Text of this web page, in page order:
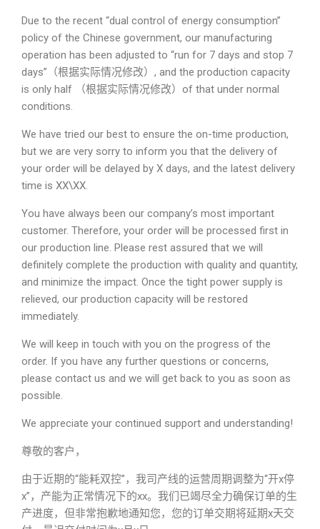
Due to the recent “dual control of energy consumption”
policy of the Chinese government, our manufacturing
operation has been adjusted to “run for 7 days and stop 7
days”（根据实际情况修改）, and the production capacity
is only half （根据实际情况修改）of that under normal
conditions.
We have tried our best to ensure the on-time production,
but we are very sorry to inform you that the delivery of
your order will be delayed by X days, and the latest delivery
time is XX\XX.
You have always been our company’s most important
customer. Therefore, your order will be processed first in
our production line. Please rest assured that we will
definitely complete the production with quality and quantity,
and minimize the impact. Once the tight power supply is
relieved, our production capacity will be restored
immediately.
We will keep in touch with you on the progress of the
order. If you have any further questions or concerns,
please contact us and we will get back to you as soon as
possible.
We appreciate your continued support and understanding!
尊敬的客户，
由于近期的“能耗双控”，我司产线的运营周期调整为“开x停
x”，产能为正常情况下的xx。我们已竭尽全力确保订单的生
产进度，但非常抱歉地通知您，您的订单交期将延期x天交